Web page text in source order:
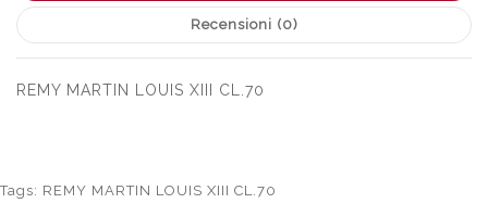
Recensioni (0)
REMY MARTIN LOUIS XIII CL.70
Tags: REMY MARTIN LOUIS XIII CL.70